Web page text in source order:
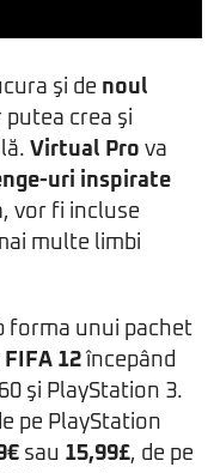
şi de noul
putea crea şi
Virtual Pro va
uri inspirate
vor fi incluse
multe limbi
forma unui pachet
FIFA 12 începând
şi PlayStation 3.
pe PlayStation
sau 15,99£, de pe